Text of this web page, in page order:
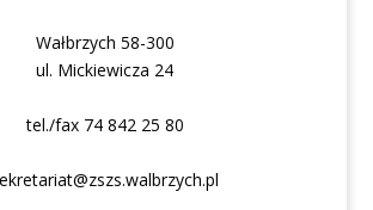
Wałbrzych 58-300
ul. Mickiewicza 24
tel./fax 74 842 25 80